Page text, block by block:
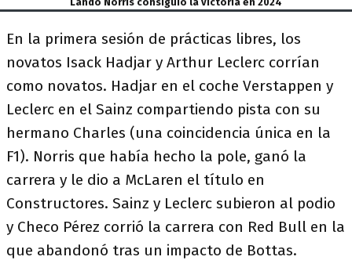
En la primera sesión de prácticas libres, los
novatos Isack Hadjar y Arthur Leclerc corrían
como novatos. Hadjar en el coche Verstappen y
Leclerc en el Sainz compartiendo pista con su
hermano Charles (una coincidencia única en la
F1). Norris que había hecho la pole, ganó la
carrera y le dio a McLaren el título en
Constructores. Sainz y Leclerc subieron al podio
y Checo Pérez corrió la carrera con Red Bull en la
que abandonó tras un impacto de Bottas.